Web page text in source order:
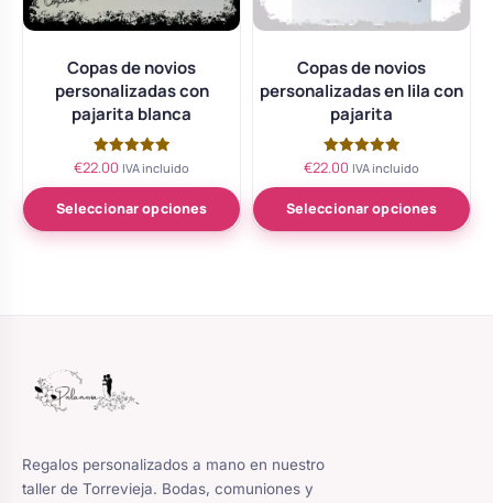
Copas de novios
personalizadas con
pajarita blanca
Valorado
5.00
de 5
€22.00 IVA incluido
Seleccionar opciones
Copas de novios
personalizadas en lila con
pajarita
Valorado
5.00
de 5
€22.00 IVA incluido
Seleccionar opciones
Regalos personalizados a mano en nuestro
taller de Torrevieja. Bodas, comuniones y